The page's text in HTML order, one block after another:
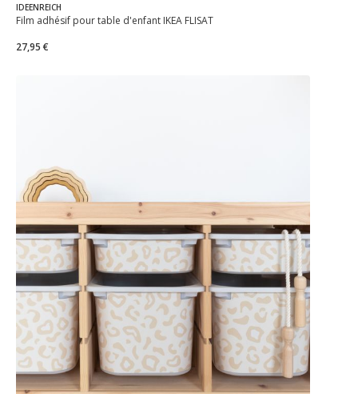
IDEENREICH
Film adhésif pour table d'enfant IKEA FLISAT
27,95 €